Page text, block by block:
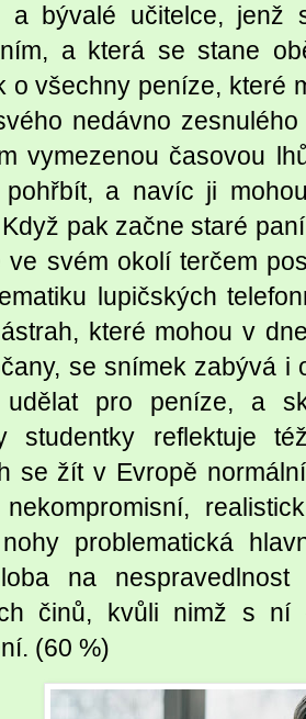
a bývalé učitelce, jenž
a která se stane
o všechny peníze, které
nedávno
vymezenou časovou
pohřbít, a navíc ji
pak začne staré
ve svém okolí terčem
lupičských
které mohou v
se snímek zabývá i
udělat pro peníze, a
studentky reflektuje
se žít v Evropě
nekompromisní,
problematická
na
činů, kvůli nimž s
(60 %)